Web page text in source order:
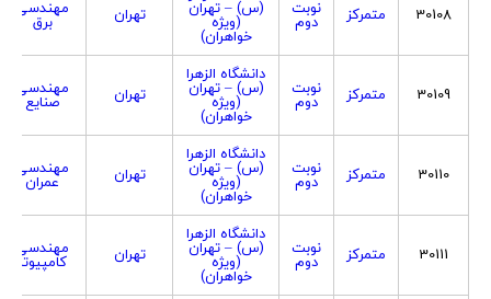
30108 متمرکز نوبت
دوم
(س) – تهران
(ویژه
خواهران)
تهران مهندسی
برق
30109 متمرکز نوبت
دوم
دانشگاه الزهرا
(س) – تهران
(ویژه
خواهران)
تهران مهندسی
صنایع
30110 متمرکز نوبت
دوم
دانشگاه الزهرا
(س) – تهران
(ویژه
خواهران)
تهران مهندسی
عمران
30111 متمرکز نوبت
دوم
دانشگاه الزهرا
(س) – تهران
(ویژه
خواهران)
تهران مهندسی
کامپیوتر